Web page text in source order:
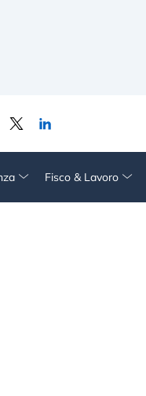
Fisco & Lavoro